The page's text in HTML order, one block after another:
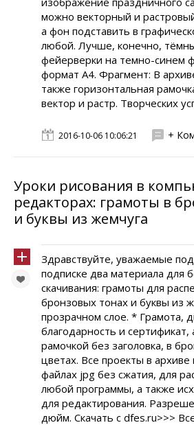
можно векторный и
а фон подставить в
любой. Лучше, конечно,
фейерверки на темно-синем
формат А4. Фрагмент: В
также горизонтальная
вектор и растр. Творческих
2016-10-06 10:06:21 +
Уроки рисования в
редакторах: грамоты в
и буквы из жемчуга
Здравствуйте, уважаемые
подписке два материала для
скачивания: грамоты для
бронзовых тонах и буквы из
прозрачном слое. * Грамота,
благодарность и сертификат,
рамочкой без заголовка, в
цветах. Все проекты в
файлах jpg без сжатия, для
любой программы, а также
для редактирования.
дюйм. Скачать с dfes.ru>>>